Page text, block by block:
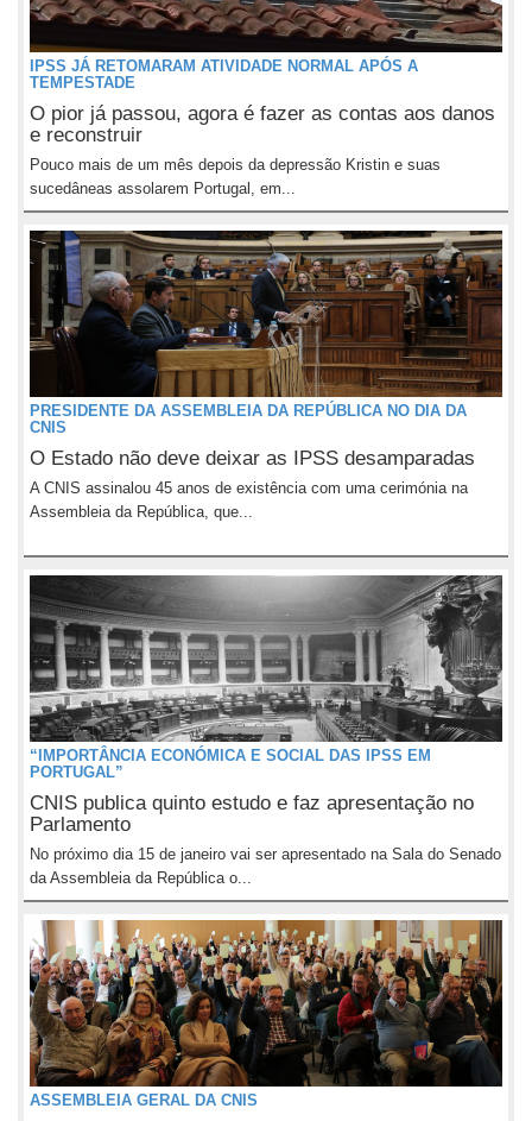
IPSS JÁ RETOMARAM ATIVIDADE NORMAL APÓS A
TEMPESTADE
O pior já passou, agora é fazer as contas aos danos
e reconstruir
Pouco mais de um mês depois da depressão Kristin e suas
sucedâneas assolarem Portugal, em...
PRESIDENTE DA ASSEMBLEIA DA REPÚBLICA NO DIA DA
CNIS
O Estado não deve deixar as IPSS desamparadas
A CNIS assinalou 45 anos de existência com uma cerimónia na
Assembleia da República, que...
“IMPORTÂNCIA ECONÓMICA E SOCIAL DAS IPSS EM
PORTUGAL”
CNIS publica quinto estudo e faz apresentação no
Parlamento
No próximo dia 15 de janeiro vai ser apresentado na Sala do Senado
da Assembleia da República o...
ASSEMBLEIA GERAL DA CNIS